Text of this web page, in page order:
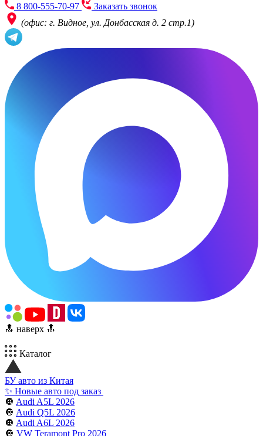
8 800-555-70-97
Заказать звонок
(офис: г. Видное, ул. Донбасская д. 2 стр.1)
🔝 наверх 🔝
Каталог
БУ авто из Китая
✨ Новые авто под заказ
🔘 Audi A5L 2026
🔘 Audi Q5L 2026
🔘 Audi A6L 2026
🔘 VW Teramont Pro 2026